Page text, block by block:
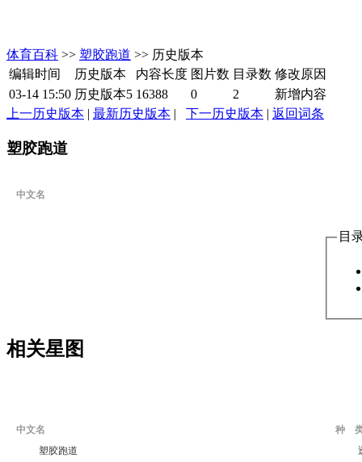
体育百科 >> 塑胶跑道 >> 历史版本
编辑时间
历史版本 内容长度 图片数 目录数 修改原因
03-14 15:50 历史版本5 16388 0 2
新增内容
上一历史版本 | 最新历史版本 | 下一历史版本 | 返回词条
塑胶跑道
中文名
目
相关星图
中文名
塑胶跑道
种